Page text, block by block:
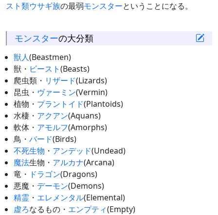
スト類ウサギ族の最弱モンスターということになる。
モンスターの大分類
獣人(Beastmen)
獣・ ビースト(Beasts)
爬虫類・ リザード(Lizards)
昆虫・ ヴァーミン(Vermin)
植物・ プラントイド(Plantoids)
水棲・ アクアン(Aquans)
軟体・ アモルフ(Amorphs)
鳥・ バード(Birds)
不死生物 ・ アンデッド(Undead)
魔法生物・ アルカナ(Arcana)
竜・ ドラゴン(Dragons)
悪魔・ デーモン(Demons)
精霊 ・ エレメンタル(Elemental)
虚ろなるもの・ エンプティ(Empty)